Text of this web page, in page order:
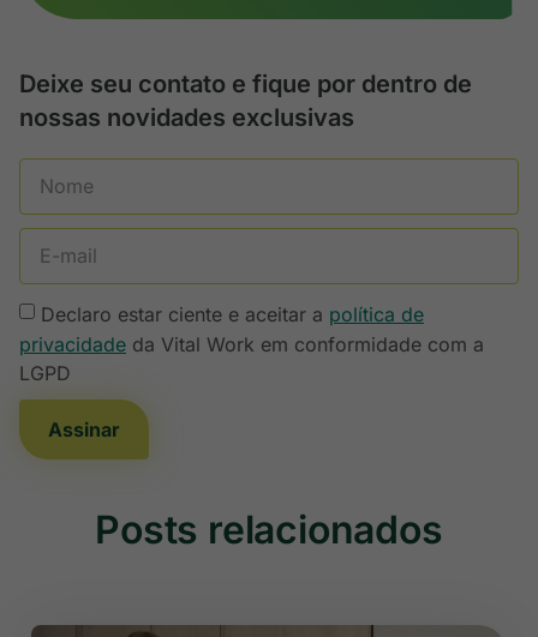
Deixe seu contato e fique por dentro de
nossas novidades exclusivas
Declaro estar ciente e aceitar a política de
privacidade da Vital Work em conformidade com a
LGPD
Assinar
Posts relacionados